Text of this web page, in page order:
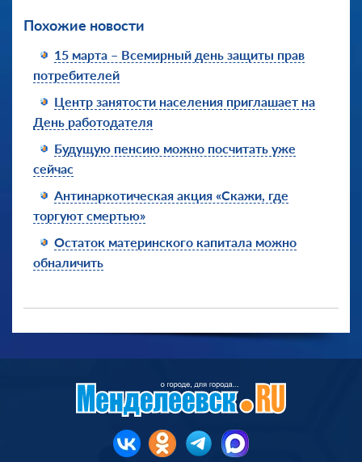
Похожие новости
15 марта – Всемирный день защиты прав
потребителей
Центр занятости населения приглашает на
День работодателя
Будущую пенсию можно посчитать уже
сейчас
Антинаркотическая акция «Скажи, где
торгуют смертью»
Остаток материнского капитала можно
обналичить